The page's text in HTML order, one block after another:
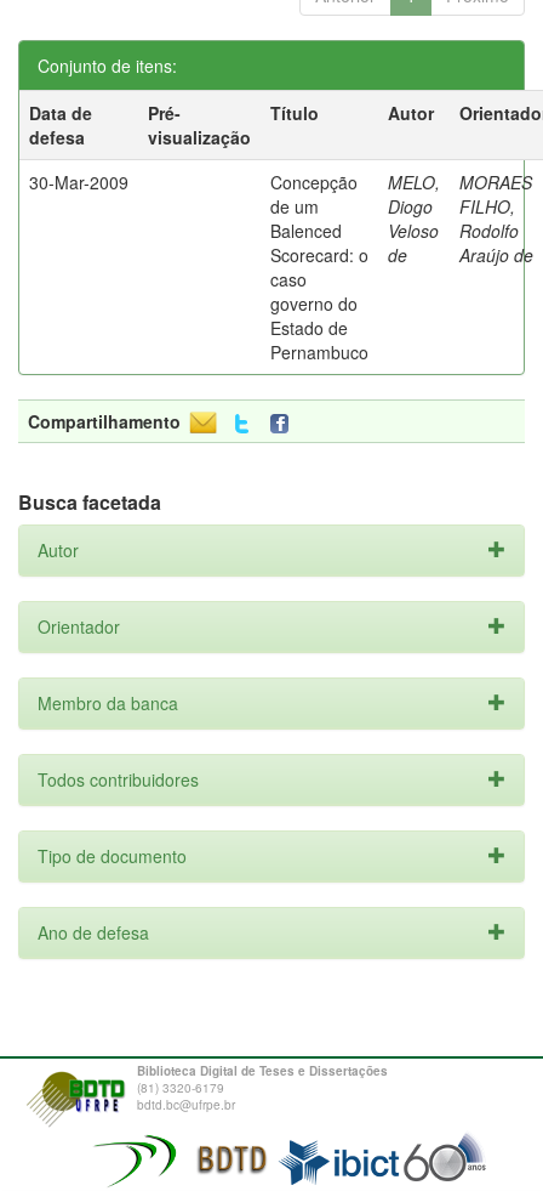
Conjunto de itens:
Data de
defesa
Pré-
visualização
Título Autor
30-Mar-2009
Concepção
de um
Balenced
Scorecard: o
caso
governo do
Estado de
Pernambuco
MELO,
Diogo
Veloso
de
MORAES
FILHO,
Rodolfo
Araújo de
Compartilhamento
Busca facetada
Autor
Orientador
Membro da banca
Todos contribuidores
Tipo de documento
Ano de defesa
Biblioteca Digital de Teses e Dissertações
(81) 3320-6179
bdtd.bc@ufrpe.br